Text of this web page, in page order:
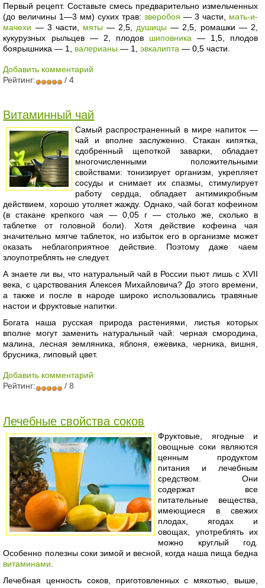
Первый рецепт. Составьте смесь предварительно измельченных
(до величины 1—3 мм) сухих трав:зверобоя — 3 части, мать-и-
мачехи — 3 части, мяты— 2,5, душицы — 2,5, ромашки — 2,
кукурузных рыльцев — 2, плодов шиповника — 1,5, плодов
боярышника — 1, валерианы — 1,эвкалипта — 0,5 части.
Добавить комментарий
Рейтинг:
/ 4
Витаминный чай
Самый распространенный в мире напиток —
чай и вполне заслуженно. Стакан кипятка,
сдобренный щепоткой заварки, обладает
многочисленными положительными
свойствами: тонизирует организм, укрепляет
сосуды и снимает их спазмы, стимулирует
работу сердца, обладает антимикробным
действием, хорошо утоляет жажду. Однако, чай богат кофеином
(в стакане крепкого чая — 0,05 г — столько же, сколько в
таблетке от головной боли). Хотя действие кофеина чая
значительно мягче таблеток, но избыток его в организме может
оказать неблагоприятное действие. Поэтому даже чаем
злоупотреблять не следует.
А знаете ли вы, что натуральный чай в России пьют лишь с XVII
века, с царствования Алексея Михайловича? До этого времени,
а также и после в народе широко использовались травяные
настои и фруктовые напитки.
Богата наша русская природа растениями, листья которых
вполне могут заменить натуральный чай: черная смородина,
малина, лесная земляника, яблоня, ежевика, черника, вишня,
брусника, липовый цвет.
Добавить комментарий
Рейтинг:
/ 8
Лечебные свойства соков
Фруктовые, ягодные и
овощные соки являются
ценным продуктом
питания и лечебным
средством. Они
содержат все
питательные вещества,
имеющиеся в свежих
плодах, ягодах и
овощах, употреблять их
можно круглый год.
Особенно полезны соки зимой и весной, когда наша пища бедна
витаминами
Лечебная ценность соков, приготовленных с мякотью, выше,